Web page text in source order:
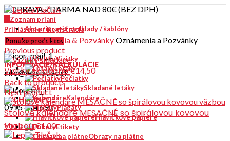
DOPRAVA ZDARMA NAD 80€ (BEZ DPH)
Zoznam prianí
Prihlásenie / Registrácia
Ako pripraviť podklady / šablóny
Kontakt
INFORMÁCIE/KALKULÁCIE
info@lepsiatlac.sk
RÝCHLE INFO?
0915 614 690
Menu
Ponuka produktov
Vizitky
Letáky
Pečiatky
Skladané letáky
Kalendáre
Plagáty
Hlavičkové papiere
Etikety
Obrazy na plátne
DomovOznámenia & PozvánkyOznámenia a Pozvánky
Previous product
Vizitky skladané€14,50
Back to products
Next product
Stolové kalendáre MESAČNÉ so špirálovou kovovou
väzbou€1,00